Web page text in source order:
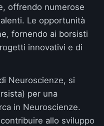
offrendo numerose
Le opportunità
fornendo ai borsisti
innovativi e di
Neuroscienze, si
per una
in Neuroscienze.
allo sviluppo